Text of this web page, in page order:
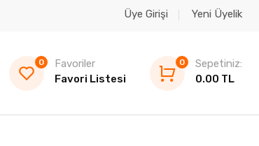
Üye Girişi Yeni Üyelik
0
Favoriler
Favori Listesi
0
Sepetiniz:
0.00 TL